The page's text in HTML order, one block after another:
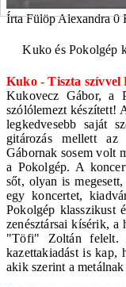
Írta Fülöp Alexandra 0
Kuko és Pokolgép
Kuko - Tiszta szívvel
Kukovecz Gábor, a
szólólemezt készített!
legkedvesebb saját
gitározás mellett az
Gábornak sosem volt
a Pokolgép. A
sőt, olyan is
egy koncertet,
Pokolgép klasszikust
zenésztársai kísérik, a
"Töfi" Zoltán felelt.
kazettakiadást is kap,
akik szerint a